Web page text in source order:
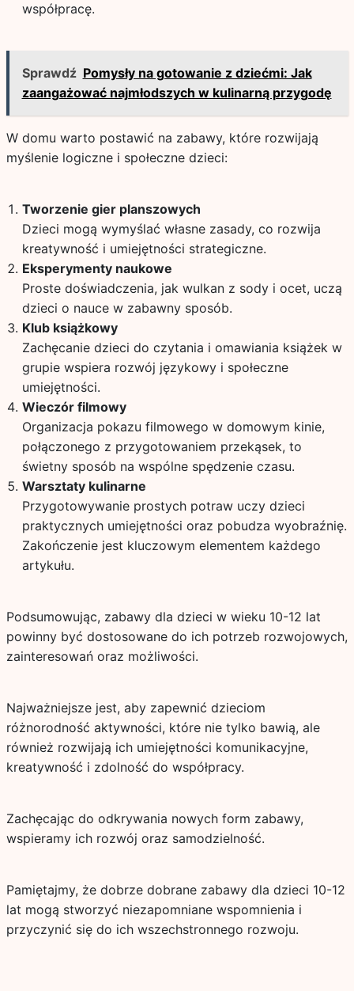
współpracę.
Sprawdź Pomysły na gotowanie z dziećmi: Jak
zaangażować najmłodszych w kulinarną przygodę
W domu warto postawić na zabawy, które rozwijają
myślenie logiczne i społeczne dzieci:
Tworzenie gier planszowych
Dzieci mogą wymyślać własne zasady, co rozwija
kreatywność i umiejętności strategiczne.
Eksperymenty naukowe
Proste doświadczenia, jak wulkan z sody i ocet, uczą
dzieci o nauce w zabawny sposób.
Klub książkowy
Zachęcanie dzieci do czytania i omawiania książek w
grupie wspiera rozwój językowy i społeczne
umiejętności.
Wieczór filmowy
Organizacja pokazu filmowego w domowym kinie,
połączonego z przygotowaniem przekąsek, to
świetny sposób na wspólne spędzenie czasu.
Warsztaty kulinarne
Przygotowywanie prostych potraw uczy dzieci
praktycznych umiejętności oraz pobudza wyobraźnię.
Zakończenie jest kluczowym elementem każdego
artykułu.
Podsumowując, zabawy dla dzieci w wieku 10-12 lat
powinny być dostosowane do ich potrzeb rozwojowych,
zainteresowań oraz możliwości.
Najważniejsze jest, aby zapewnić dzieciom
różnorodność aktywności, które nie tylko bawią, ale
również rozwijają ich umiejętności komunikacyjne,
kreatywność i zdolność do współpracy.
Zachęcając do odkrywania nowych form zabawy,
wspieramy ich rozwój oraz samodzielność.
Pamiętajmy, że dobrze dobrane zabawy dla dzieci 10-12
lat mogą stworzyć niezapomniane wspomnienia i
przyczynić się do ich wszechstronnego rozwoju.